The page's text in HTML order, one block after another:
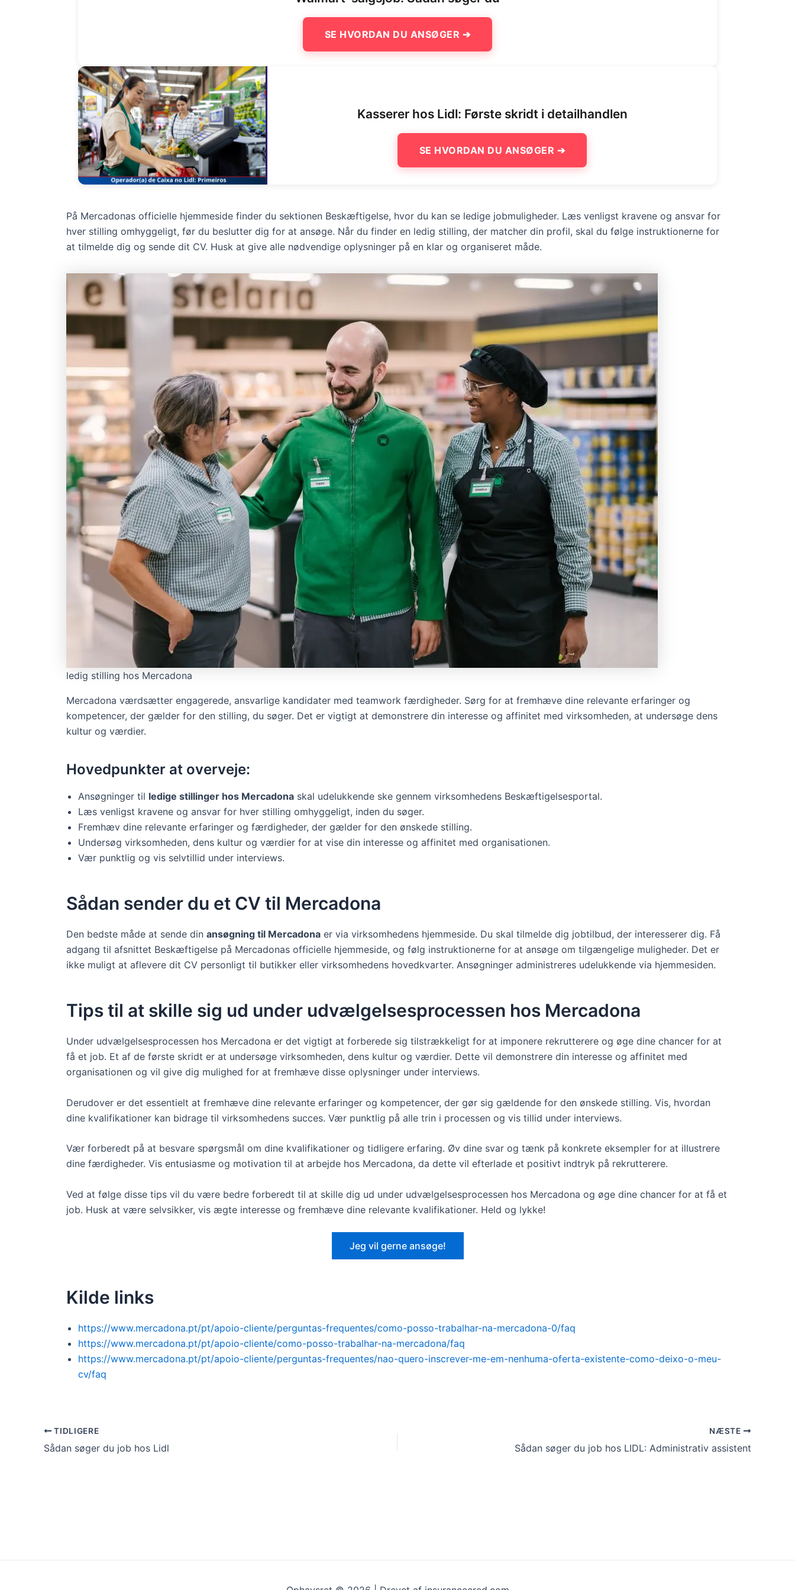
SE HVORDAN DU ANSØGER ➔
Kasserer hos Lidl: Første skridt i detailhandlen
SE HVORDAN DU ANSØGER ➔
På Mercadonas officielle hjemmeside finder du sektionen Beskæftigelse, hvor du kan se ledige jobmuligheder. Læs venligst kravene og ansvar for
hver stilling omhyggeligt, før du beslutter dig for at ansøge. Når du finder en ledig stilling, der matcher din profil, skal du følge instruktionerne for
at tilmelde dig og sende dit CV. Husk at give alle nødvendige oplysninger på en klar og organiseret måde.
ledig stilling hos Mercadona
Mercadona værdsætter engagerede, ansvarlige kandidater med teamwork færdigheder. Sørg for at fremhæve dine relevante erfaringer og
kompetencer, der gælder for den stilling, du søger. Det er vigtigt at demonstrere din interesse og affinitet med virksomheden, at undersøge dens
kultur og værdier.
Hovedpunkter at overveje:
Ansøgninger til ledige stillinger hos Mercadona skal udelukkende ske gennem virksomhedens Beskæftigelsesportal.
Læs venligst kravene og ansvar for hver stilling omhyggeligt, inden du søger.
Fremhæv dine relevante erfaringer og færdigheder, der gælder for den ønskede stilling.
Undersøg virksomheden, dens kultur og værdier for at vise din interesse og affinitet med organisationen.
Vær punktlig og vis selvtillid under interviews.
Sådan sender du et CV til Mercadona
Den bedste måde at sende din ansøgning til Mercadona er via virksomhedens hjemmeside. Du skal tilmelde dig jobtilbud, der interesserer dig. Få
adgang til afsnittet Beskæftigelse på Mercadonas officielle hjemmeside, og følg instruktionerne for at ansøge om tilgængelige muligheder. Det er
ikke muligt at aflevere dit CV personligt til butikker eller virksomhedens hovedkvarter. Ansøgninger administreres udelukkende via hjemmesiden.
Tips til at skille sig ud under udvælgelsesprocessen hos Mercadona
Under udvælgelsesprocessen hos Mercadona er det vigtigt at forberede sig tilstrækkeligt for at imponere rekrutterere og øge dine chancer for at
få et job. Et af de første skridt er at undersøge virksomheden, dens kultur og værdier. Dette vil demonstrere din interesse og affinitet med
organisationen og vil give dig mulighed for at fremhæve disse oplysninger under interviews.
Derudover er det essentielt at fremhæve dine relevante erfaringer og kompetencer, der gør sig gældende for den ønskede stilling. Vis, hvordan
dine kvalifikationer kan bidrage til virksomhedens succes. Vær punktlig på alle trin i processen og vis tillid under interviews.
Vær forberedt på at besvare spørgsmål om dine kvalifikationer og tidligere erfaring. Øv dine svar og tænk på konkrete eksempler for at illustrere
dine færdigheder. Vis entusiasme og motivation til at arbejde hos Mercadona, da dette vil efterlade et positivt indtryk på rekrutterere.
Ved at følge disse tips vil du være bedre forberedt til at skille dig ud under udvælgelsesprocessen hos Mercadona og øge dine chancer for at få et
job. Husk at være selvsikker, vis ægte interesse og fremhæve dine relevante kvalifikationer. Held og lykke!
Jeg vil gerne ansøge!
Kilde links
https://www.mercadona.pt/pt/apoio-cliente/perguntas-frequentes/como-posso-trabalhar-na-mercadona-0/faq
https://www.mercadona.pt/pt/apoio-cliente/como-posso-trabalhar-na-mercadona/faq
https://www.mercadona.pt/pt/apoio-cliente/perguntas-frequentes/nao-quero-inscrever-me-em-nenhuma-oferta-existente-como-deixo-o-meu-
cv/faq
TIDLIGERE
Sådan søger du job hos Lidl
NÆSTE
Sådan søger du job hos LIDL: Administrativ assistent